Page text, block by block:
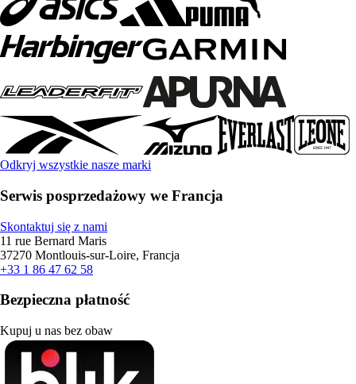
Odkryj wszystkie nasze marki
Serwis posprzedażowy we Francja
Skontaktuj się z nami
11 rue Bernard Maris
37270 Montlouis-sur-Loire, Francja
+33 1 86 47 62 58
Bezpieczna płatność
Kupuj u nas bez obaw